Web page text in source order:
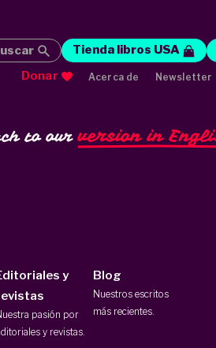
to ourversion in
y
pasión por
y revistas.
Blog
Nuestros escritos
más recientes.
Tienda libros USA
Donar
Acerca de Newsletter